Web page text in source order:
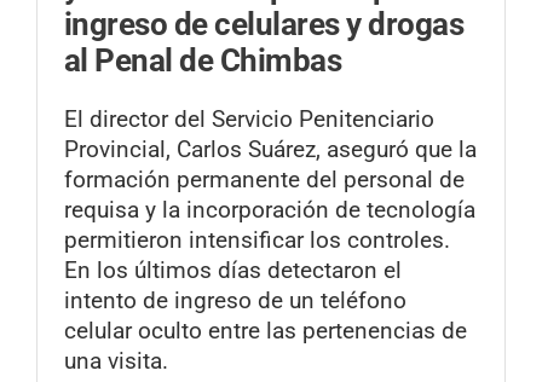
ingreso de celulares y drogas
al Penal de Chimbas
El director del Servicio Penitenciario
Provincial, Carlos Suárez, aseguró que la
formación permanente del personal de
requisa y la incorporación de tecnología
permitieron intensificar los controles.
En los últimos días detectaron el
intento de ingreso de un teléfono
celular oculto entre las pertenencias de
una visita.